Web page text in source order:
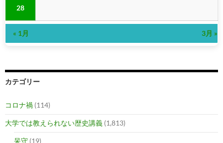
28
« 1月 3月 »
カテゴリー
コロナ禍 (114)
大学では教えられない歴史講義 (1,813)
呆守 (19)